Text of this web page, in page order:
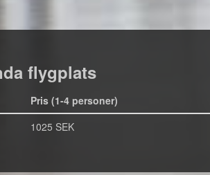
flygplats
Pris (1-4 personer)
1025 SEK